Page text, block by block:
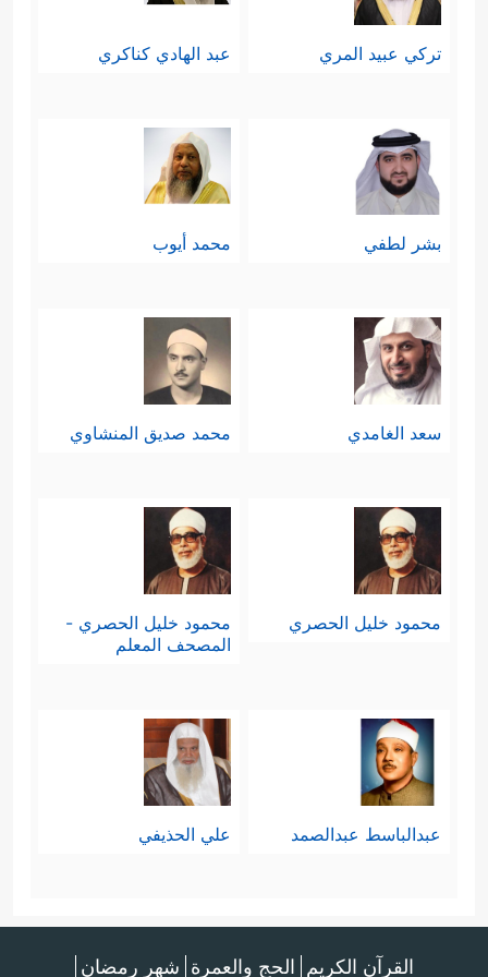
﴿٧٤﴾
ذَ ٰ⁠لِكُم بِمَا كُنتُمۡ تَفۡرَحُونَ فِی ٱلۡأَرۡضِ بِغَیۡرِ
ٱلۡحَقِّ وَبِمَا كُنتُمۡ تَمۡرَحُونَ
﴿٧٥﴾
ٱدۡخُلُوۤاْ أَبۡوَ ٰ⁠بَ
جَهَنَّمَ خَـٰلِدِینَ فِیهَاۖ فَبِئۡسَ مَثۡوَى ٱلۡمُتَكَبِّرِینَ﴾
تركي عبيد المري عبد الهادي كناكري
بشر لطفي محمد أيوب
سعد الغامدي محمد صديق المنشاوي
محمود خليل الحصري
محمود خليل الحصري -
المصحف المعلم
عبدالباسط عبدالصمد علي الحذيفي
القرآن الكريم الحج والعمرة شهر رمضان